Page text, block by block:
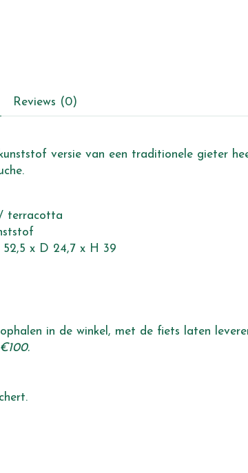
Reviews (0)
versie van een traditionele gieter
terracotta
x D 24,7 x H 39
in de winkel, met de fiets laten